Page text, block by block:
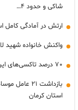
شاکی و حدود ۴…
ارتش در آمادگی کامل
واکنش خانواده شهید
۷۰ درصد تاکسی‌های این شهر فرسوده است
استان کرمان